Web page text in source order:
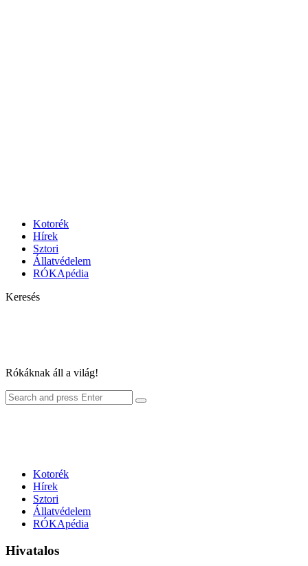
Kotorék
Hírek
Sztori
Állatvédelem
RÓKApédia
Keresés
Rókáknak áll a világ!
Search
for:
Search
Kotorék
Hírek
Sztori
Állatvédelem
RÓKApédia
Hivatalos